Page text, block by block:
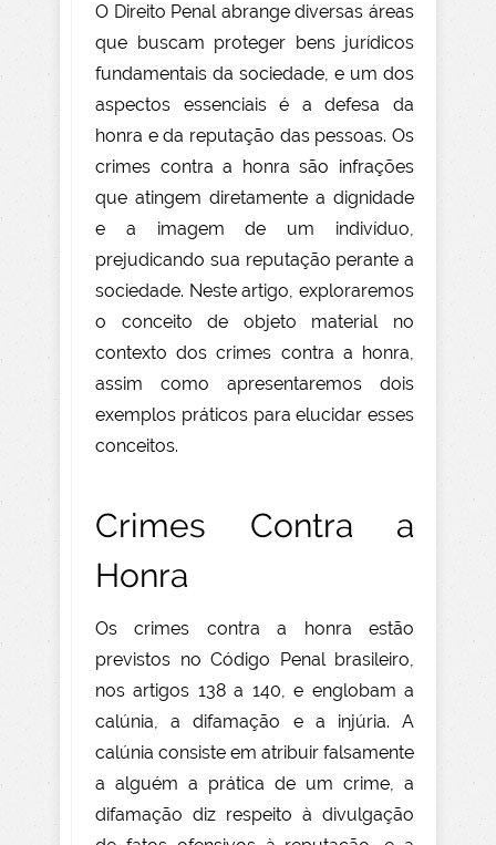
O Direito Penal abrange diversas áreas
que buscam proteger bens jurídicos
fundamentais da sociedade, e um dos
aspectos essenciais é a defesa da
honra e da reputação das pessoas. Os
crimes contra a honra são infrações
que atingem diretamente a dignidade
e a imagem de um indivíduo,
prejudicando sua reputação perante a
sociedade. Neste artigo, exploraremos
o conceito de objeto material no
contexto dos crimes contra a honra,
assim como apresentaremos dois
exemplos práticos para elucidar esses
conceitos.
Crimes Contra a
Honra
Os crimes contra a honra estão
previstos no Código Penal brasileiro,
nos artigos 138 a 140, e englobam a
calúnia, a difamação e a injúria. A
calúnia consiste em atribuir falsamente
a alguém a prática de um crime, a
difamação diz respeito à divulgação